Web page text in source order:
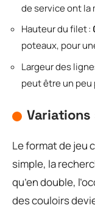
de service ont la
Hauteur du filet :
poteaux, pour
Largeur des
peut être un
Le format de jeu
simple, la
qu’en double,
des couloirs